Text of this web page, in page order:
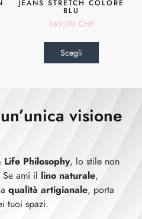
JEANS STRETCH COLORE
BLU
169,00 CHF
Scegli
visione
Philosophy, lo stile non
Se ami il lino naturale,
qualità artigianale, porta
tuoi spazi.